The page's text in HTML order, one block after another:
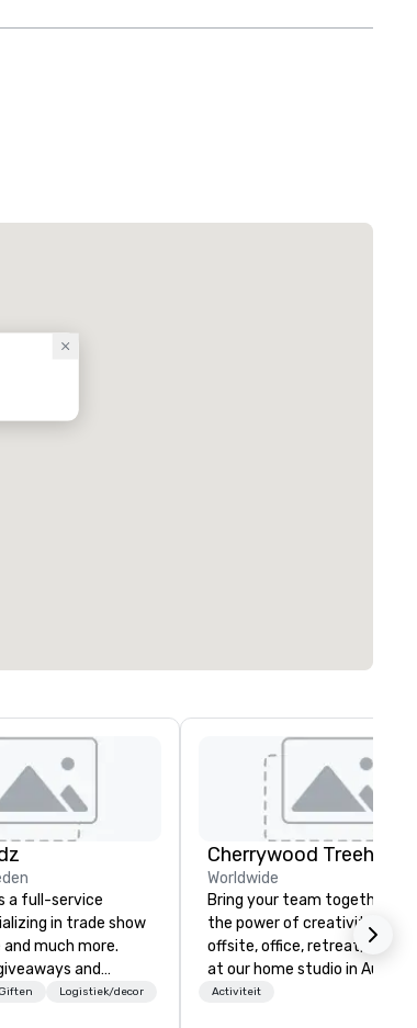
a full-service
in trade show
much more.
and
to executive
Logistiek/decor
Worldwide
Bring your team together
the power of creativity! Your
offsite, office, retreat, virtual
at our home studio in Austin,
Activiteit